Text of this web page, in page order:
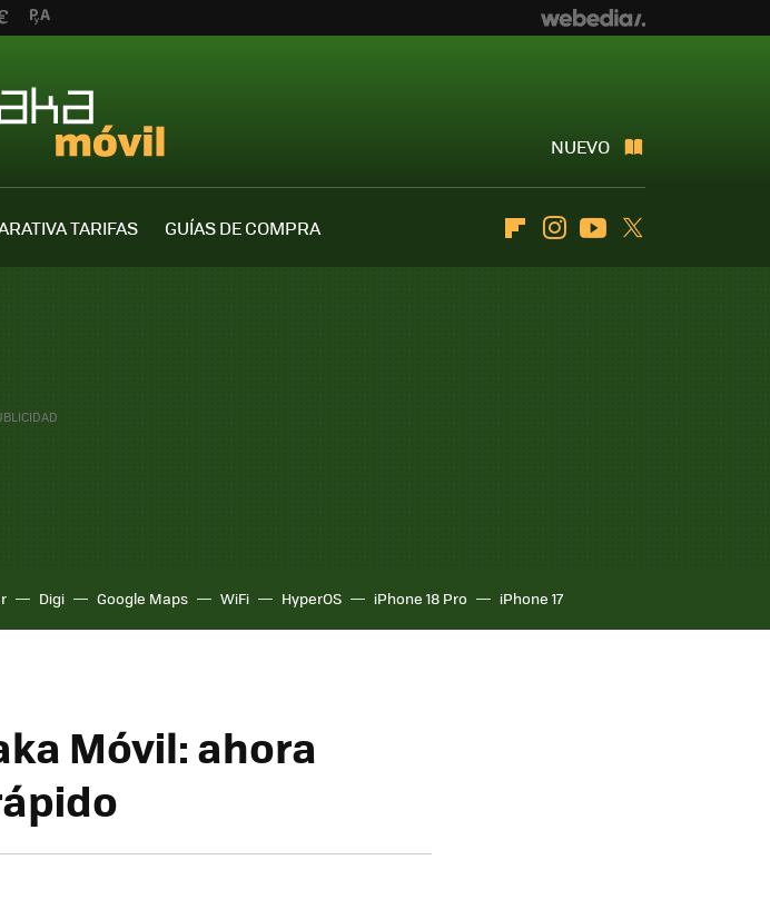
NUEVO
TARIFAS
GUÍAS DE COMPRA
FlipboardInstagramYoutube
Digi Google Maps WiFi HyperOS iPhone 18 Pro iPhone 17
Móvil: ahora